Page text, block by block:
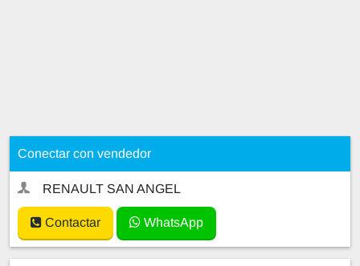
Conectar con vendedor
RENAULT SAN ANGEL
Contactar WhatsApp